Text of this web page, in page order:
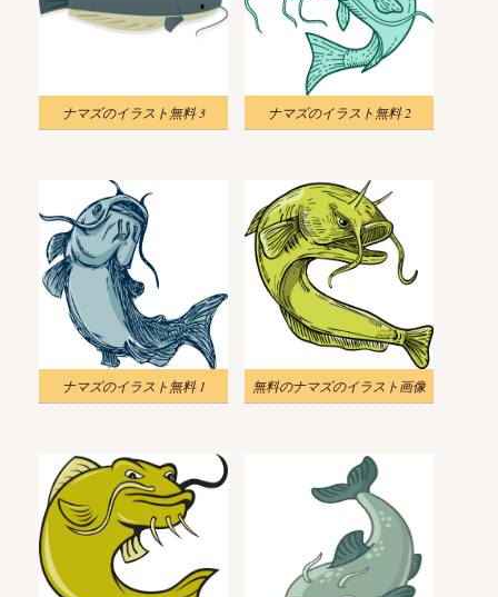
ナマズのイラスト無料 3 ナマズのイラスト無料 2
ナマズのイラスト無料 1 無料のナマズのイラスト画像